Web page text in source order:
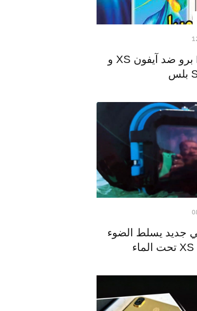
تحدي الكاميرا: هواوي P30 برو ضد آيفون XS و
جديد يسلط الضوء